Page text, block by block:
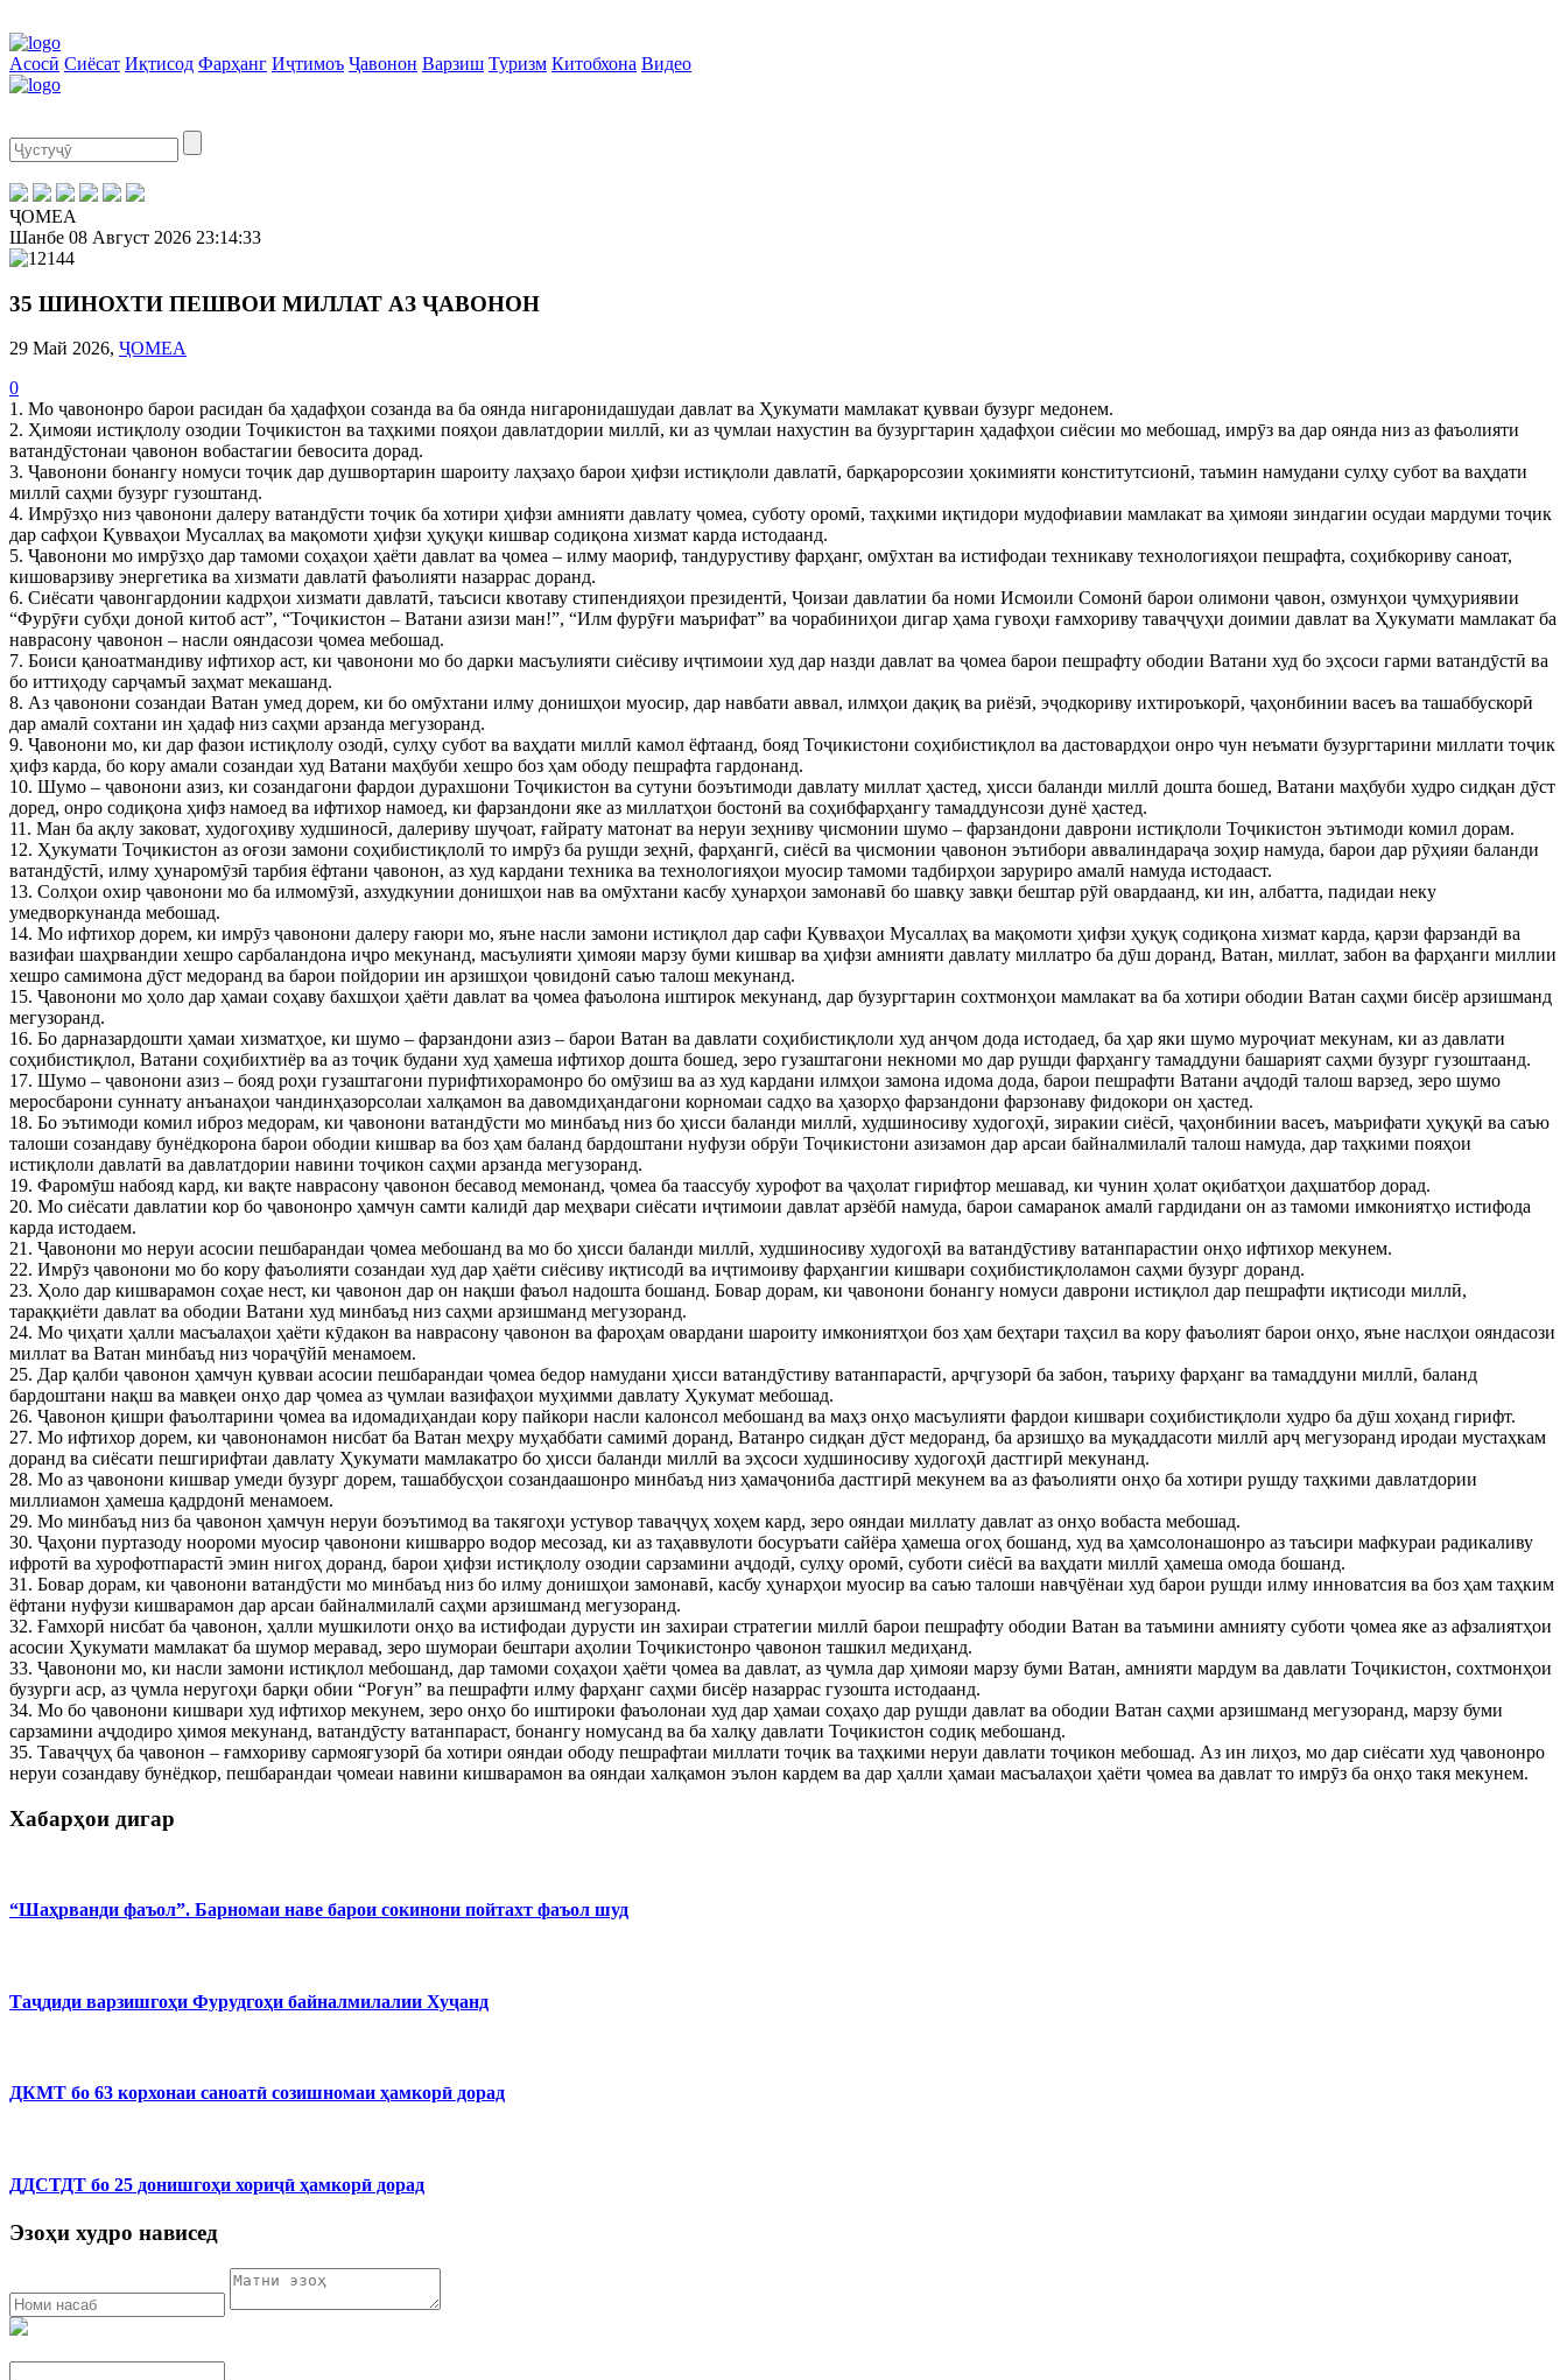
Асосӣ Сиёсат Иқтисод Фарҳанг Иҷтимоъ Ҷавонон Варзиш Туризм Китобхона Видео
ҶОМЕА
Шанбе 08 Август 2026 23:14:34
35 ШИНОХТИ ПЕШВОИ МИЛЛАТ АЗ ҶАВОНОН
29 Май 2026, ҶОМЕА
0
1. Мо ҷавононро барои расидан ба ҳадафҳои созанда ва ба оянда нигаронидашудаи давлат ва Ҳукумати мамлакат қувваи бузург медонем.
2. Ҳимояи истиқлолу озодии Тоҷикистон ва таҳкими пояҳои давлатдории миллӣ, ки аз ҷумлаи нахустин ва бузургтарин ҳадафҳои сиёсии мо мебошад, имрӯз ва дар оянда низ аз фаъолияти
ватандӯстонаи ҷавонон вобастагии бевосита дорад.
3. Ҷавонони бонангу номуси тоҷик дар душвортарин шароиту лаҳзаҳо барои ҳифзи истиқлоли давлатӣ, барқарорсозии ҳокимияти конститутсионӣ, таъмин намудани сулҳу субот ва ваҳдати
миллӣ саҳми бузург гузоштанд.
4. Имрӯзҳо низ ҷавонони далеру ватандӯсти тоҷик ба хотири ҳифзи амнияти давлату ҷомеа, суботу оромӣ, таҳкими иқтидори мудофиавии мамлакат ва ҳимояи зиндагии осудаи мардуми тоҷик
дар сафҳои Қувваҳои Мусаллаҳ ва мақомоти ҳифзи ҳуқуқи кишвар содиқона хизмат карда истодаанд.
5. Ҷавонони мо имрӯзҳо дар тамоми соҳаҳои ҳаёти давлат ва ҷомеа – илму маориф, тандурустиву фарҳанг, омӯхтан ва истифодаи техникаву технологияҳои пешрафта, соҳибкориву саноат,
кишоварзиву энергетика ва хизмати давлатӣ фаъолияти назаррас доранд.
6. Сиёсати ҷавонгардонии кадрҳои хизмати давлатӣ, таъсиси квотаву стипендияҳои президентӣ, Ҷоизаи давлатии ба номи Исмоили Сомонӣ барои олимони ҷавон, озмунҳои ҷумҳуриявии
“Фурӯғи субҳи доноӣ китоб аст”, “Тоҷикистон – Ватани азизи ман!”, “Илм фурӯғи маърифат” ва чорабиниҳои дигар ҳама гувоҳи ғамхориву таваҷҷуҳи доимии давлат ва Ҳукумати мамлакат ба
наврасону ҷавонон – насли ояндасози ҷомеа мебошад.
7. Боиси қаноатмандиву ифтихор аст, ки ҷавонони мо бо дарки масъулияти сиёсиву иҷтимоии худ дар назди давлат ва ҷомеа барои пешрафту ободии Ватани худ бо эҳсоси гарми ватандӯстӣ ва
бо иттиҳоду сарҷамъӣ заҳмат мекашанд.
8. Аз ҷавонони созандаи Ватан умед дорем, ки бо омӯхтани илму донишҳои муосир, дар навбати аввал, илмҳои дақиқ ва риёзӣ, эҷодкориву ихтироъкорӣ, ҷаҳонбинии васеъ ва ташаббускорӣ
дар амалӣ сохтани ин ҳадаф низ саҳми арзанда мегузоранд.
9. Ҷавонони мо, ки дар фазои истиқлолу озодӣ, сулҳу субот ва ваҳдати миллӣ камол ёфтаанд, бояд Тоҷикистони соҳибистиқлол ва дастовардҳои онро чун неъмати бузургтарини миллати тоҷик
ҳифз карда, бо кору амали созандаи худ Ватани маҳбуби хешро боз ҳам ободу пешрафта гардонанд.
10. Шумо – ҷавонони азиз, ки созандагони фардои дурахшони Тоҷикистон ва сутуни боэътимоди давлату миллат ҳастед, ҳисси баланди миллӣ дошта бошед, Ватани маҳбуби худро сидқан дӯст
доред, онро содиқона ҳифз намоед ва ифтихор намоед, ки фарзандони яке аз миллатҳои бостонӣ ва соҳибфарҳангу тамаддунсози дунё ҳастед.
11. Ман ба ақлу заковат, худогоҳиву худшиносӣ, далериву шуҷоат, ғайрату матонат ва неруи зеҳниву ҷисмонии шумо – фарзандони даврони истиқлоли Тоҷикистон эътимоди комил дорам.
12. Ҳукумати Тоҷикистон аз оғози замони соҳибистиқлолӣ то имрӯз ба рушди зеҳнӣ, фарҳангӣ, сиёсӣ ва ҷисмонии ҷавонон эътибори аввалиндараҷа зоҳир намуда, барои дар рӯҳияи баланди
ватандӯстӣ, илму ҳунаромӯзӣ тарбия ёфтани ҷавонон, аз худ кардани техника ва технологияҳои муосир тамоми тадбирҳои заруриро амалӣ намуда истодааст.
13. Солҳои охир ҷавонони мо ба илмомӯзӣ, азхудкунии донишҳои нав ва омӯхтани касбу ҳунарҳои замонавӣ бо шавқу завқи бештар рӯй овардаанд, ки ин, албатта, падидаи неку
умедворкунанда мебошад.
14. Мо ифтихор дорем, ки имрӯз ҷавонони далеру ғаюри мо, яъне насли замони истиқлол дар сафи Қувваҳои Мусаллаҳ ва мақомоти ҳифзи ҳуқуқ содиқона хизмат карда, қарзи фарзандӣ ва
вазифаи шаҳрвандии хешро сарбаландона иҷро мекунанд, масъулияти ҳимояи марзу буми кишвар ва ҳифзи амнияти давлату миллатро ба дӯш доранд, Ватан, миллат, забон ва фарҳанги миллии
хешро самимона дӯст медоранд ва барои пойдории ин арзишҳои ҷовидонӣ саъю талош мекунанд.
15. Ҷавонони мо ҳоло дар ҳамаи соҳаву бахшҳои ҳаёти давлат ва ҷомеа фаъолона иштирок мекунанд, дар бузургтарин сохтмонҳои мамлакат ва ба хотири ободии Ватан саҳми бисёр арзишманд
мегузоранд.
16. Бо дарназардошти ҳамаи хизматҳое, ки шумо – фарзандони азиз – барои Ватан ва давлати соҳибистиқлоли худ анҷом дода истодаед, ба ҳар яки шумо муроҷиат мекунам, ки аз давлати
соҳибистиқлол, Ватани соҳибихтиёр ва аз тоҷик будани худ ҳамеша ифтихор дошта бошед, зеро гузаштагони некноми мо дар рушди фарҳангу тамаддуни башарият саҳми бузург гузоштаанд.
17. Шумо – ҷавонони азиз – бояд роҳи гузаштагони пурифтихорамонро бо омӯзиш ва аз худ кардани илмҳои замона идома дода, барои пешрафти Ватани аҷдодӣ талош варзед, зеро шумо
меросбарони суннату анъанаҳои чандинҳазорсолаи халқамон ва давомдиҳандагони корномаи садҳо ва ҳазорҳо фарзандони фарзонаву фидокори он ҳастед.
18. Бо эътимоди комил иброз медорам, ки ҷавонони ватандӯсти мо минбаъд низ бо ҳисси баланди миллӣ, худшиносиву худогоҳӣ, зиракии сиёсӣ, ҷаҳонбинии васеъ, маърифати ҳуқуқӣ ва саъю
талоши созандаву бунёдкорона барои ободии кишвар ва боз ҳам баланд бардоштани нуфузи обрӯи Тоҷикистони азизамон дар арсаи байналмилалӣ талош намуда, дар таҳкими пояҳои
истиқлоли давлатӣ ва давлатдории навини тоҷикон саҳми арзанда мегузоранд.
19. Фаромӯш набояд кард, ки вақте наврасону ҷавонон бесавод мемонанд, ҷомеа ба таассубу хурофот ва ҷаҳолат гирифтор мешавад, ки чунин ҳолат оқибатҳои даҳшатбор дорад.
20. Мо сиёсати давлатии кор бо ҷавононро ҳамчун самти калидӣ дар меҳвари сиёсати иҷтимоии давлат арзёбӣ намуда, барои самаранок амалӣ гардидани он аз тамоми имкониятҳо истифода
карда истодаем.
21. Ҷавонони мо неруи асосии пешбарандаи ҷомеа мебошанд ва мо бо ҳисси баланди миллӣ, худшиносиву худогоҳӣ ва ватандӯстиву ватанпарастии онҳо ифтихор мекунем.
22. Имрӯз ҷавонони мо бо кору фаъолияти созандаи худ дар ҳаёти сиёсиву иқтисодӣ ва иҷтимоиву фарҳангии кишвари соҳибистиқлоламон саҳми бузург доранд.
23. Ҳоло дар кишварамон соҳае нест, ки ҷавонон дар он нақши фаъол надошта бошанд. Бовар дорам, ки ҷавонони бонангу номуси даврони истиқлол дар пешрафти иқтисоди миллӣ,
тараққиёти давлат ва ободии Ватани худ минбаъд низ саҳми арзишманд мегузоранд.
24. Мо ҷиҳати ҳалли масъалаҳои ҳаёти кӯдакон ва наврасону ҷавонон ва фароҳам овардани шароиту имкониятҳои боз ҳам беҳтари таҳсил ва кору фаъолият барои онҳо, яъне наслҳои ояндасози
миллат ва Ватан минбаъд низ чораҷӯйӣ менамоем.
25. Дар қалби ҷавонон ҳамчун қувваи асосии пешбарандаи ҷомеа бедор намудани ҳисси ватандӯстиву ватанпарастӣ, арҷгузорӣ ба забон, таъриху фарҳанг ва тамаддуни миллӣ, баланд
бардоштани нақш ва мавқеи онҳо дар ҷомеа аз ҷумлаи вазифаҳои муҳимми давлату Ҳукумат мебошад.
26. Ҷавонон қишри фаъолтарини ҷомеа ва идомадиҳандаи кору пайкори насли калонсол мебошанд ва маҳз онҳо масъулияти фардои кишвари соҳибистиқлоли худро ба дӯш хоҳанд гирифт.
27. Мо ифтихор дорем, ки ҷавононамон нисбат ба Ватан меҳру муҳаббати самимӣ доранд, Ватанро сидқан дӯст медоранд, ба арзишҳо ва муқаддасоти миллӣ арҷ мегузоранд иродаи мустаҳкам
доранд ва сиёсати пешгирифтаи давлату Ҳукумати мамлакатро бо ҳисси баланди миллӣ ва эҳсоси худшиносиву худогоҳӣ дастгирӣ мекунанд.
28. Мо аз ҷавонони кишвар умеди бузург дорем, ташаббусҳои созандаашонро минбаъд низ ҳамаҷониба дастгирӣ мекунем ва аз фаъолияти онҳо ба хотири рушду таҳкими давлатдории
миллиамон ҳамеша қадрдонӣ менамоем.
29. Мо минбаъд низ ба ҷавонон ҳамчун неруи боэътимод ва такягоҳи устувор таваҷҷуҳ хоҳем кард, зеро ояндаи миллату давлат аз онҳо вобаста мебошад.
30. Ҷаҳони пуртазоду ноороми муосир ҷавонони кишварро водор месозад, ки аз таҳаввулоти босуръати сайёра ҳамеша огоҳ бошанд, худ ва ҳамсолонашонро аз таъсири мафкураи радикаливу
ифротӣ ва хурофотпарастӣ эмин нигоҳ доранд, барои ҳифзи истиқлолу озодии сарзамини аҷдодӣ, сулҳу оромӣ, суботи сиёсӣ ва ваҳдати миллӣ ҳамеша омода бошанд.
31. Бовар дорам, ки ҷавонони ватандӯсти мо минбаъд низ бо илму донишҳои замонавӣ, касбу ҳунарҳои муосир ва саъю талоши навҷӯёнаи худ барои рушди илму инноватсия ва боз ҳам таҳким
ёфтани нуфузи кишварамон дар арсаи байналмилалӣ саҳми арзишманд мегузоранд.
32. Ғамхорӣ нисбат ба ҷавонон, ҳалли мушкилоти онҳо ва истифодаи дурусти ин захираи стратегии миллӣ барои пешрафту ободии Ватан ва таъмини амнияту суботи ҷомеа яке аз афзалиятҳои
асосии Ҳукумати мамлакат ба шумор меравад, зеро шумораи бештари аҳолии Тоҷикистонро ҷавонон ташкил медиҳанд.
33. Ҷавонони мо, ки насли замони истиқлол мебошанд, дар тамоми соҳаҳои ҳаёти ҷомеа ва давлат, аз ҷумла дар ҳимояи марзу буми Ватан, амнияти мардум ва давлати Тоҷикистон, сохтмонҳои
бузурги аср, аз ҷумла неругоҳи барқи обии “Роғун” ва пешрафти илму фарҳанг саҳми бисёр назаррас гузошта истодаанд.
34. Мо бо ҷавонони кишвари худ ифтихор мекунем, зеро онҳо бо иштироки фаъолонаи худ дар ҳамаи соҳаҳо дар рушди давлат ва ободии Ватан саҳми арзишманд мегузоранд, марзу буми
сарзамини аҷдодиро ҳимоя мекунанд, ватандӯсту ватанпараст, бонангу номусанд ва ба халқу давлати Тоҷикистон содиқ мебошанд.
35. Таваҷҷуҳ ба ҷавонон – ғамхориву сармоягузорӣ ба хотири ояндаи ободу пешрафтаи миллати тоҷик ва таҳкими неруи давлати тоҷикон мебошад. Аз ин лиҳоз, мо дар сиёсати худ ҷавононро
неруи созандаву бунёдкор, пешбарандаи ҷомеаи навини кишварамон ва ояндаи халқамон эълон кардем ва дар ҳалли ҳамаи масъалаҳои ҳаёти ҷомеа ва давлат то имрӯз ба онҳо такя мекунем.
Хабарҳои дигар
“Шаҳрванди фаъол”. Барномаи наве барои сокинони пойтахт фаъол шуд
Таҷдиди варзишгоҳи Фурудгоҳи байналмилалии Хуҷанд
ДКМТ бо 63 корхонаи саноатӣ созишномаи ҳамкорӣ дорад
ДДСТДТ бо 25 донишгоҳи хориҷӣ ҳамкорӣ дорад
Эзоҳи худро нависед